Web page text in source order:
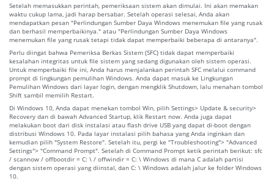
Setelah memasukkan perintah, pemeriksaan sistem akan dimulai. Ini akan memakan
waktu cukup lama, jadi harap bersabar. Setelah operasi selesai, Anda akan
mendapatkan pesan "Perlindungan Sumber Daya Windows menemukan file yang rusak
dan berhasil memperbaikinya." atau "Perlindungan Sumber Daya Windows
menemukan file yang rusak tetapi tidak dapat memperbaiki beberapa di antaranya".
Perlu diingat bahwa Pemeriksa Berkas Sistem (SFC) tidak dapat memperbaiki
kesalahan integritas untuk file sistem yang sedang digunakan oleh sistem operasi.
Untuk memperbaiki file ini, Anda harus menjalankan perintah SFC melalui command
prompt di lingkungan pemulihan Windows. Anda dapat masuk ke Lingkungan
Pemulihan Windows dari layar login, dengan mengklik Shutdown, lalu menahan tombol
Shift sambil memilih Restart.
Di Windows 10, Anda dapat menekan tombol Win, pilih Settings> Update & security>
Recovery dan di bawah Advanced Startup, klik Restart now. Anda juga dapat
melakukan boot dari disk instalasi atau flash drive USB yang dapat di-boot dengan
distribusi Windows 10. Pada layar instalasi pilih bahasa yang Anda inginkan dan
kemudian pilih "System Restore". Setelah itu, pergi ke "Troubleshooting"> "Advanced
Settings"> "Command Prompt". Setelah di Command Prompt ketik perintah berikut: sfc
/ scannow / offbootdir = C: \ / offwindir = C: \ Windows di mana C adalah partisi
dengan sistem operasi yang diinstal, dan C: \ Windows adalah jalur ke folder Windows
10.